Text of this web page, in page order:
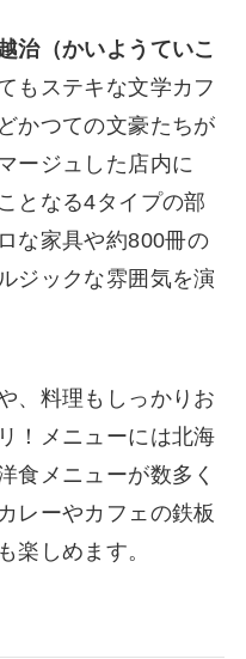
治（かいようていこ
もステキな文学カフ
かつての文豪たちが
ージュした店内に
となる4タイプの部
な家具や約800冊の
ジックな雰囲気を演
、料理もしっかりお
！メニューには北海
食メニューが数多く
レーやカフェの鉄板
楽しめます。